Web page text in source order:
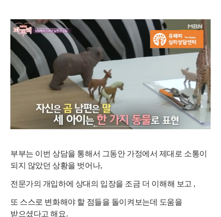
부부는 이번 상담을 통해서 그동안 가정에서 제대로 소통이
되지 않았던 상황을 벗어나,
전문가의 개입하에 상대의 입장을 조금 더 이해해 보고 ,
또 스스로 변화해야 할 점들을 돌이켜보는데 도움을
받으셨다고 해요.